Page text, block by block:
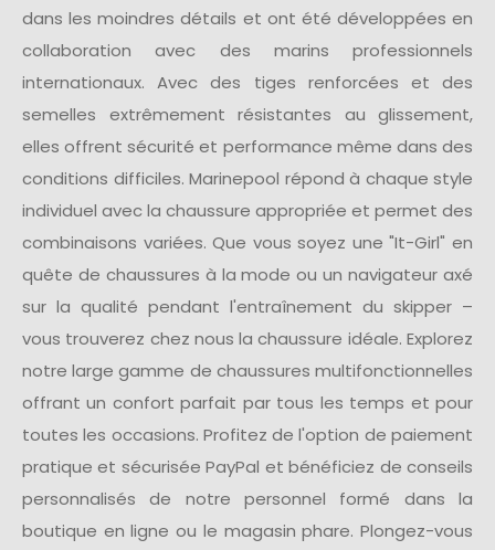
dans les moindres détails et ont été développées en
collaboration avec des marins professionnels
internationaux. Avec des tiges renforcées et des
semelles extrêmement résistantes au glissement,
elles offrent sécurité et performance même dans des
conditions difficiles. Marinepool répond à chaque style
individuel avec la chaussure appropriée et permet des
combinaisons variées. Que vous soyez une "It-Girl" en
quête de chaussures à la mode ou un navigateur axé
sur la qualité pendant l'entraînement du skipper –
vous trouverez chez nous la chaussure idéale. Explorez
notre large gamme de chaussures multifonctionnelles
offrant un confort parfait par tous les temps et pour
toutes les occasions. Profitez de l'option de paiement
pratique et sécurisée PayPal et bénéficiez de conseils
personnalisés de notre personnel formé dans la
boutique en ligne ou le magasin phare. Plongez-vous